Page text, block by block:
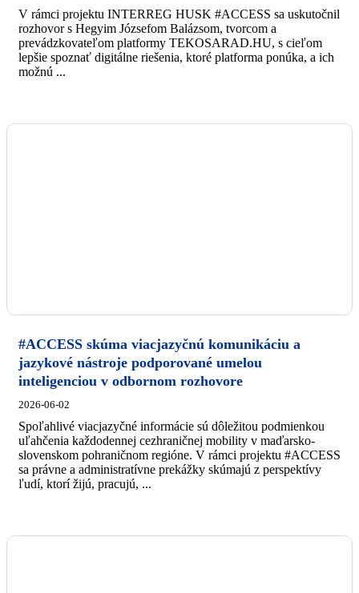
V rámci projektu INTERREG HUSK #ACCESS sa uskutočnil
rozhovor s Hegyim Józsefom Balázsom, tvorcom a
prevádzkovateľom platformy TEKOSARAD.HU, s cieľom
lepšie spoznať digitálne riešenia, ktoré platforma ponúka, a ich
možnú ...
#ACCESS skúma viacjazyčnú komunikáciu a
jazykové nástroje podporované umelou
inteligenciou v odbornom rozhovore
2026-06-02
Spoľahlivé viacjazyčné informácie sú dôležitou podmienkou
uľahčenia každodennej cezhraničnej mobility v maďarsko-
slovenskom pohraničnom regióne. V rámci projektu #ACCESS
sa právne a administratívne prekážky skúmajú z perspektívy
ľudí, ktorí žijú, pracujú, ...